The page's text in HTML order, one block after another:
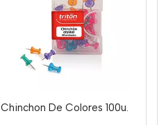
Chinchon De Colores 100u.